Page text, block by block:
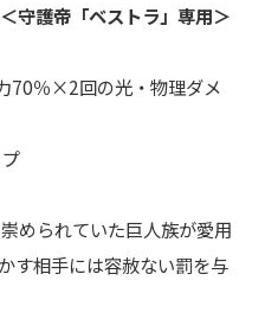
守護帝「ベストラ」専用＞
70％×2回の光・物理ダメ
められていた巨人族が愛用
す相手には容赦ない罰を与